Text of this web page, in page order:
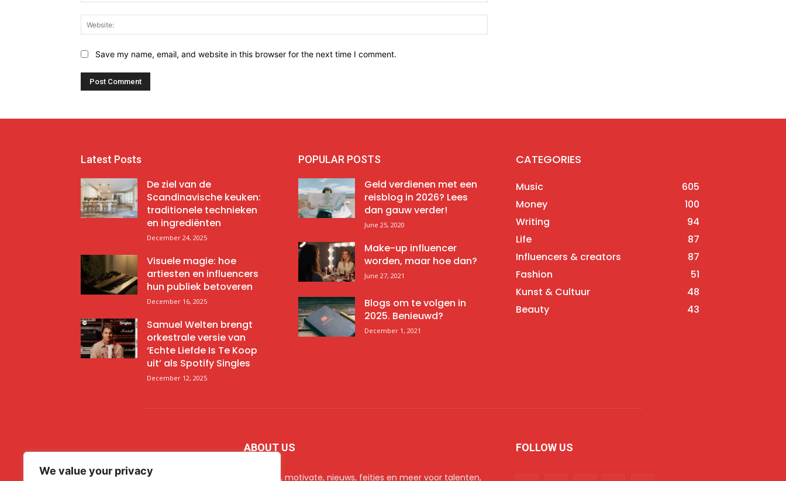
We value your privacy
Save my name, email, and website in this browser for the next time I comment.
Latest Posts
De ziel van de
Scandinavische keuken:
traditionele technieken
en ingrediënten
December 24, 2025
Visuele magie: hoe
artiesten en influencers
hun publiek betoveren
December 16, 2025
Samuel Welten brengt
orkestrale versie van
‘Echte Liefde Is Te Koop
uit’ als Spotify Singles
December 12, 2025
POPULAR POSTS
Geld verdienen met een
reisblog in 2026? Lees
dan gauw verder!
June 25, 2020
Make-up influencer
worden, maar hoe dan?
June 27, 2021
Blogs om te volgen in
2025. Benieuwd?
December 1, 2021
CATEGORIES
Music
605
Money
100
Writing
94
Life
87
Influencers & creators
87
Fashion
51
Kunst & Cultuur
48
Beauty
43
ABOUT US
Inspiratie, motivate, nieuws, feitjes en meer voor talenten,
FOLLOW US